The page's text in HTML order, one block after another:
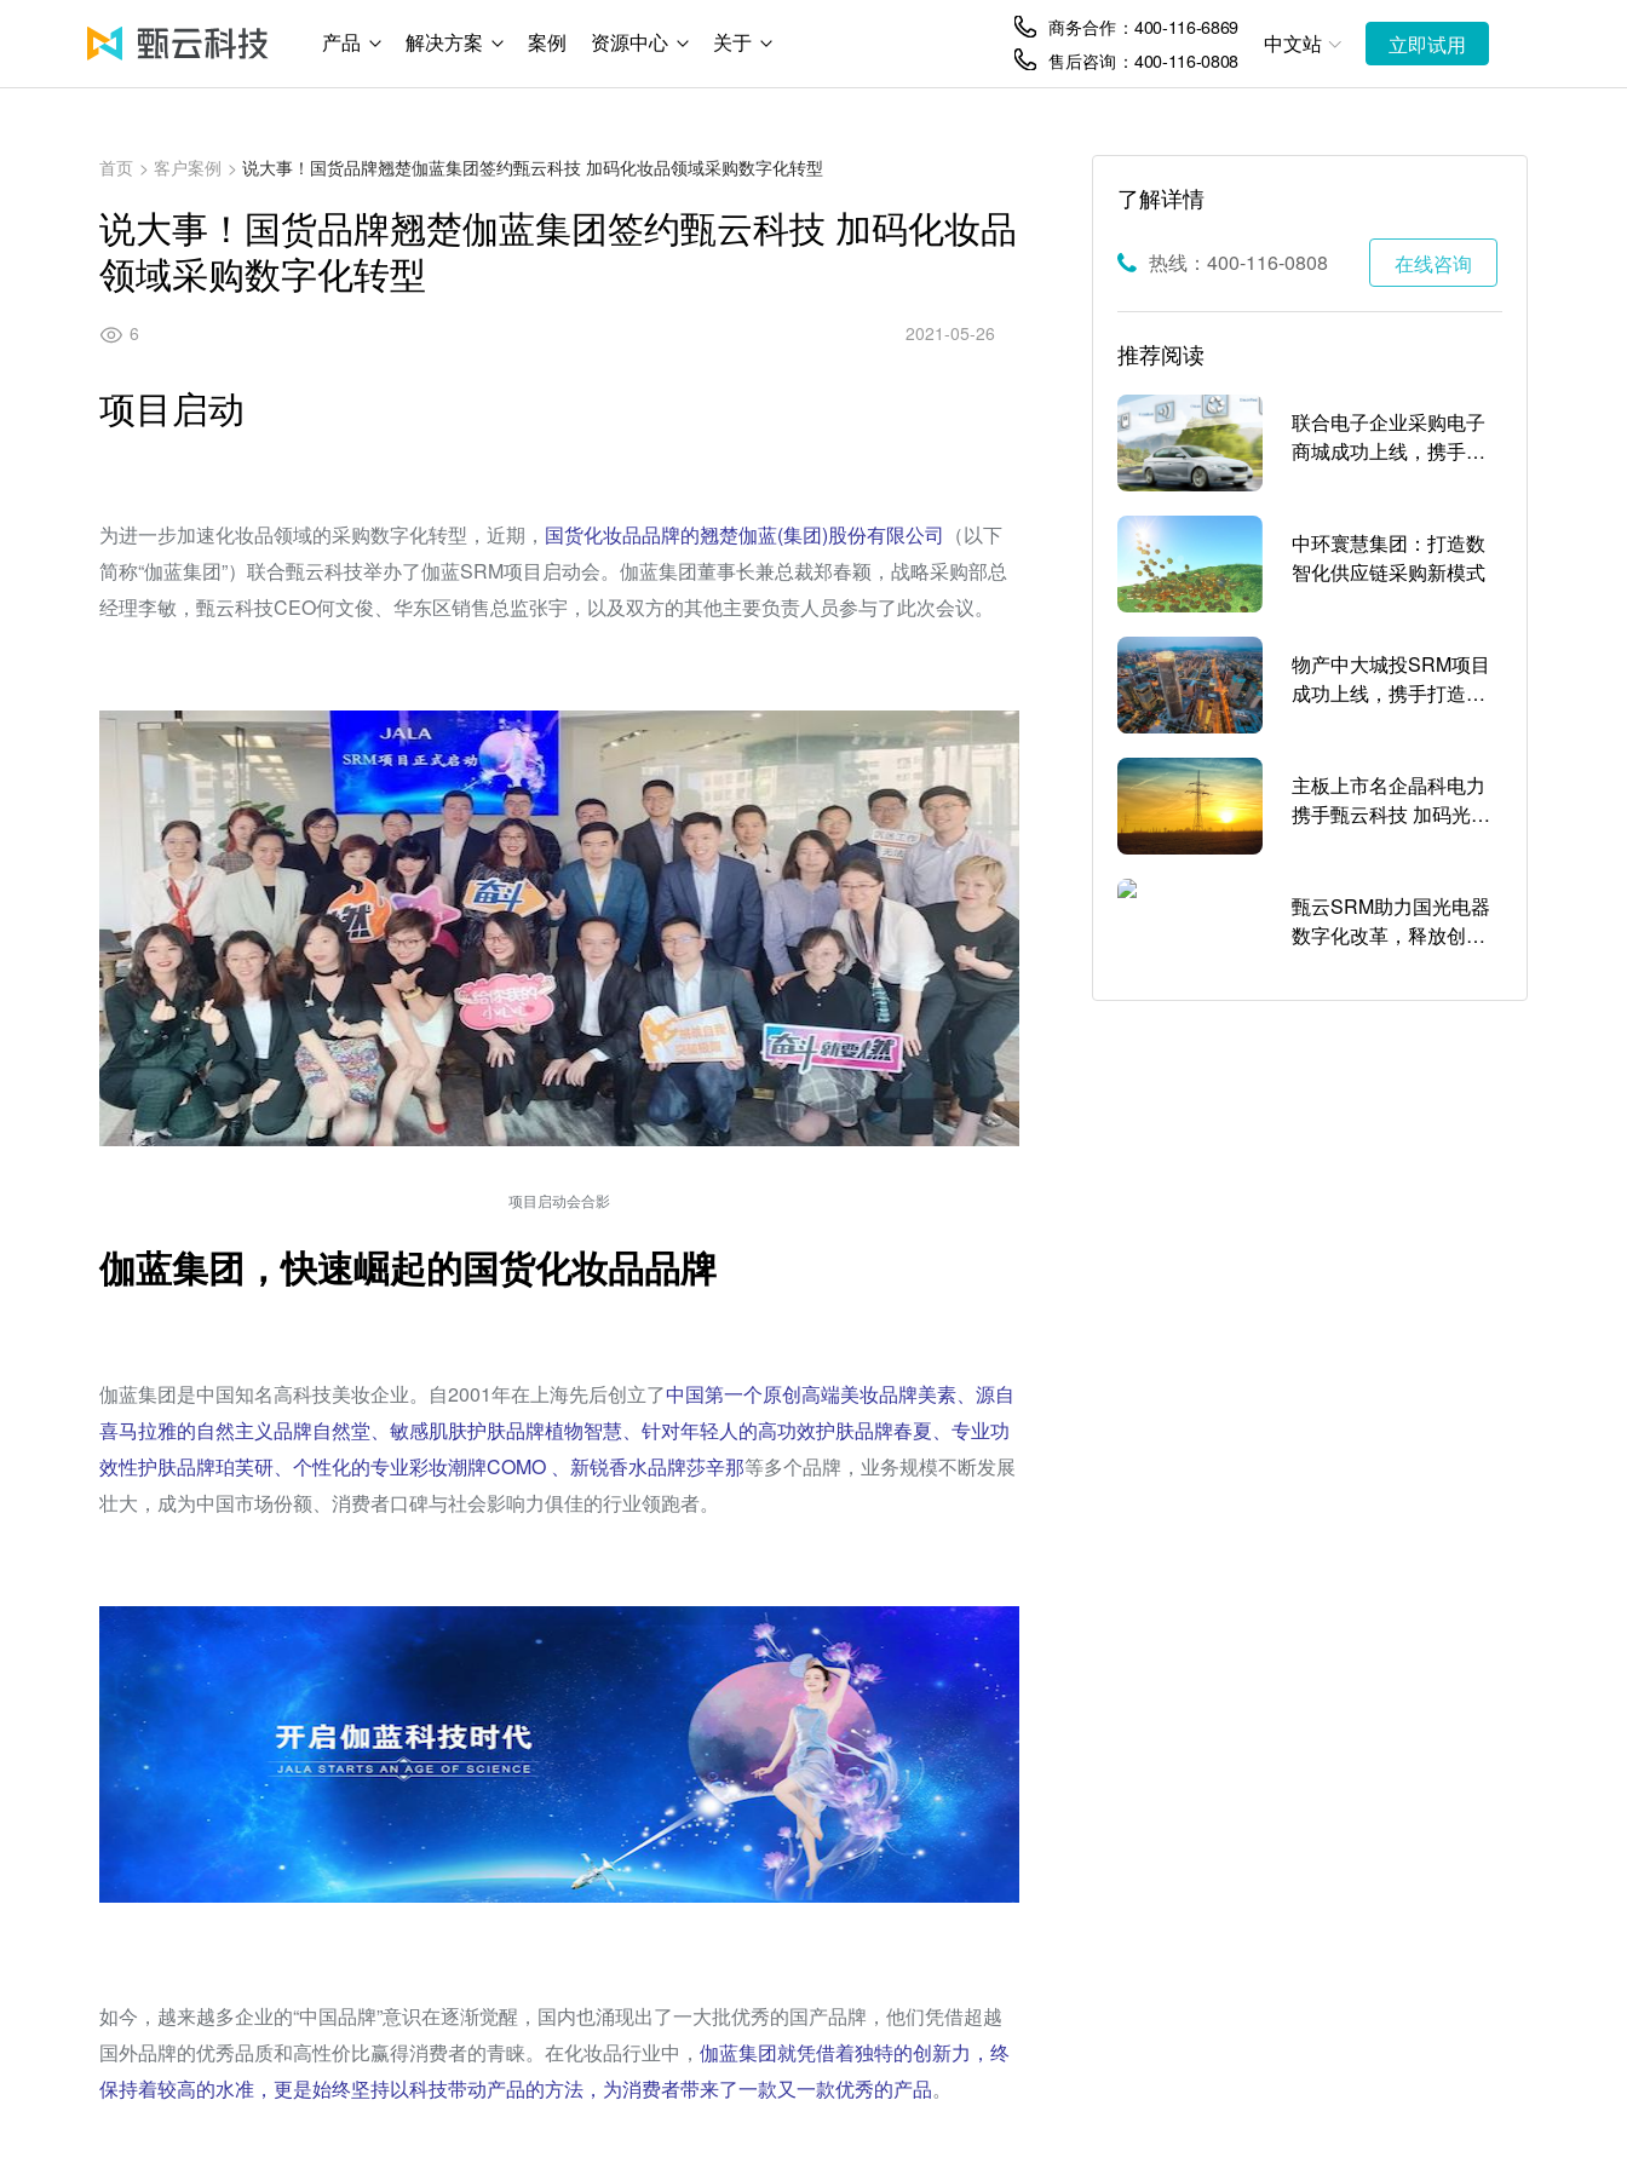
产品 解决方案 案例 资源中心 关于
商务合作：400-116-6869
售后咨询：400-116-0808
中文站 立即试用
首页 > 客户案例 > 说大事！国货品牌翘楚伽蓝集团签约甄云科技 加码化妆品领域采购数字化转型
说大事！国货品牌翘楚伽蓝集团签约甄云科技 加码化妆品
领域采购数字化转型
2021-05-26
6
项目启动
为进一步加速化妆品领域的采购数字化转型，近期， 国货化妆品品牌的翘楚伽蓝(集团)股份有限公司 （以下
简称“伽蓝集团”）联合甄云科技举办了伽蓝SRM项目启动会。伽蓝集团董事长兼总裁郑春颖，战略采购部总
经理李敏，甄云科技CEO何文俊、华东区销售总监张宇，以及双方的其他主要负责人员参与了此次会议。
项目启动会合影
伽蓝集团，快速崛起的国货化妆品品牌
伽蓝集团是中国知名高科技美妆企业。自2001年在上海先后创立了中国第一个原创高端美妆品牌美素、源自
喜马拉雅的自然主义品牌自然堂、敏感肌肤护肤品牌植物智慧、针对年轻人的高功效护肤品牌春夏、专业功
效性护肤品牌珀芙研、个性化的专业彩妆潮牌COMO 、新锐香水品牌莎辛那等多个品牌，业务规模不断发展
壮大，成为中国市场份额、消费者口碑与社会影响力俱佳的行业领跑者。
如今，越来越多企业的“中国品牌”意识在逐渐觉醒，国内也涌现出了一大批优秀的国产品牌，他们凭借超越
国外品牌的优秀品质和高性价比赢得消费者的青睐。在化妆品行业中， 伽蓝集团就凭借着独特的创新力，终
保持着较高的水准，更是始终坚持以科技带动产品的方法，为消费者带来了一款又一款优秀的产品。
了解详情
热线：400-116-0808 在线咨询
推荐阅读
联合电子企业采购电子
商城成功上线，携手甄
中环寰慧集团：打造数
智化供应链采购新模式
物产中大城投SRM项目
成功上线，携手打造企
主板上市名企晶科电力
携手甄云科技 加码光伏
甄云SRM助力国光电器
数字化改革，释放创新